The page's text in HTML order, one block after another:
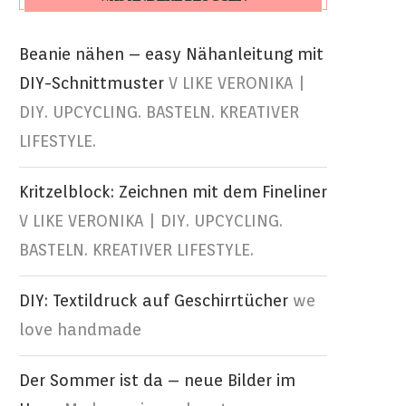
Beanie nähen – easy Nähanleitung mit
DIY-Schnittmuster V LIKE VERONIKA |
DIY. UPCYCLING. BASTELN. KREATIVER
LIFESTYLE.
Kritzelblock: Zeichnen mit dem Fineliner
V LIKE VERONIKA | DIY. UPCYCLING.
BASTELN. KREATIVER LIFESTYLE.
DIY: Textildruck auf Geschirrtücher we
love handmade
Der Sommer ist da – neue Bilder im